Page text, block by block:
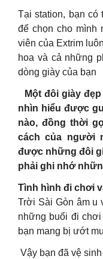
Tại station, bạn có
để chọn cho mình
viên của Extrim
hoa và cả những
dòng giày của bạn
Một đôi giày
nhìn hiểu được
nào, đồng thời
cách của người
được những đôi
phải ghi nhớ
Tình hình đi chơi
Trời Sài Gòn âm u
những buổi đi
bạn mang bị ướt
Vậy bạn đã vệ